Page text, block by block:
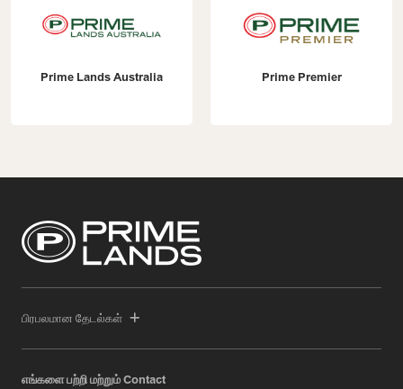
Prime Lands Australia Prime Premier
பிரபலமான தேடல்கள்
எங்களை பற்றி மற்றும் Contact